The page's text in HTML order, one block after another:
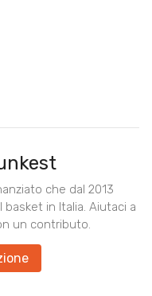
che dal 2013
in Italia. Aiutaci a
un contributo.